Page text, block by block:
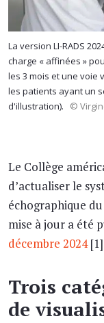
La version LI-RADS
charge « affinées »
les 3 mois et une voie
les patients ayant un
d'illustration).
©
Le Collège
d’actualiser le
échographique
mise à jour a été
décembre 2024
Trois
de